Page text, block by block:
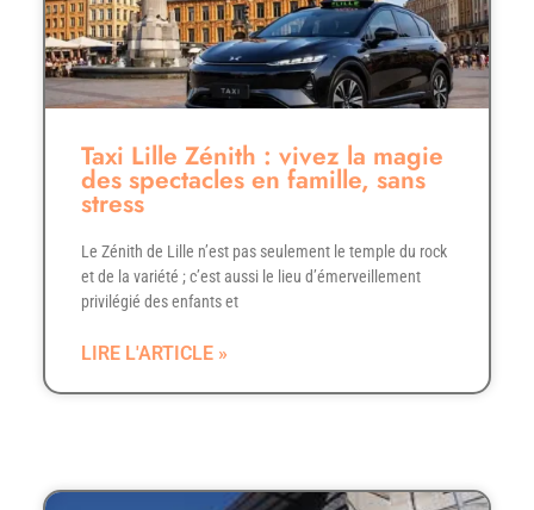
Taxi Lille Zénith : vivez la magie
des spectacles en famille, sans
stress
Le Zénith de Lille n’est pas seulement le temple du rock
et de la variété ; c’est aussi le lieu d’émerveillement
privilégié des enfants et
LIRE L'ARTICLE »